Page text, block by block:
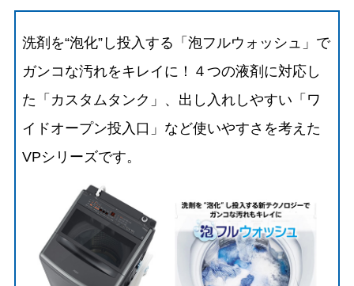
洗剤を“泡化”し投入する「泡フルウォッシュ」で
ガンコな汚れをキレイに！４つの液剤に対応し
た「カスタムタンク」、出し入れしやすい「ワ
イドオープン投入口」など使いやすさを考えた
VPシリーズです。